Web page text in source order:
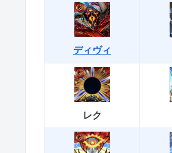
ディヴィ
レク